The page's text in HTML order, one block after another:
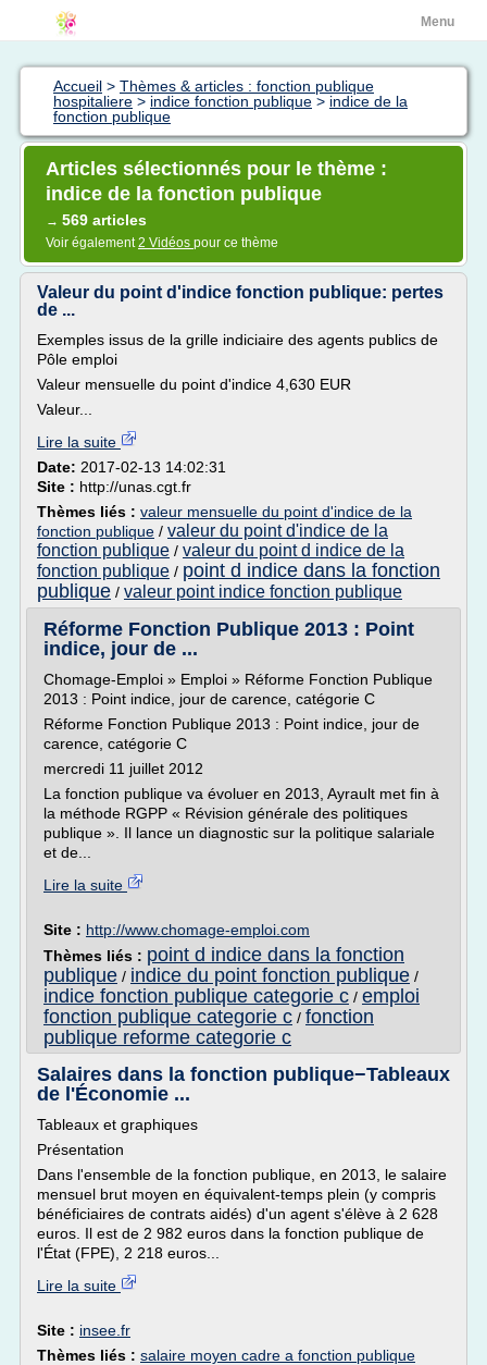
Menu
Accueil > Thèmes & articles : fonction publique
hospitaliere > indice fonction publique > indice de la
fonction publique
Articles sélectionnés pour le thème :
indice de la fonction publique
→ 569 articles
Voir également2 Vidéos pour ce thème
Valeur du point d'indice fonction publique: pertes
de ...
Exemples issus de la grille indiciaire des agents publics de
Pôle emploi
Valeur mensuelle du point d'indice 4,630 EUR
Valeur...
Lire la suite
Date: 2017-02-13 14:02:31
Site : http://unas.cgt.fr
Thèmes liés : valeur mensuelle du point d'indice de la
fonction publique / valeur du point d'indice de la
fonction publique / valeur du point d indice de la
fonction publique / point d indice dans la fonction
publique / valeur point indice fonction publique
Réforme Fonction Publique 2013 : Point
indice, jour de ...
Chomage-Emploi » Emploi » Réforme Fonction Publique
2013 : Point indice, jour de carence, catégorie C
Réforme Fonction Publique 2013 : Point indice, jour de
carence, catégorie C
mercredi 11 juillet 2012
La fonction publique va évoluer en 2013, Ayrault met fin à
la méthode RGPP « Révision générale des politiques
publique ». Il lance un diagnostic sur la politique salariale
et de...
Lire la suite
Site : http://www.chomage-emploi.com
Thèmes liés : point d indice dans la fonction
publique / indice du point fonction publique /
indice fonction publique categorie c / emploi
fonction publique categorie c / fonction
publique reforme categorie c
Salaires dans la fonction publique−Tableaux
de l'Économie ...
Tableaux et graphiques
Présentation
Dans l'ensemble de la fonction publique, en 2013, le salaire
mensuel brut moyen en équivalent-temps plein (y compris
bénéficiaires de contrats aidés) d'un agent s'élève à 2 628
euros. Il est de 2 982 euros dans la fonction publique de
l'État (FPE), 2 218 euros...
Lire la suite
Site : insee.fr
Thèmes liés : salaire moyen cadre a fonction publique